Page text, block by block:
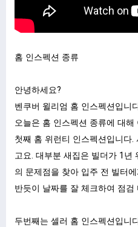
홈 인스펙션 종류
안녕하세요?
벤쿠버 윌리엄 홈 인스펙션입니
오늘은 홈 인스펙션 종류에 대
첫째 홈 위런티 인스펙션입니다.
고요. 대부분 새집은 빌더가 1 년
의 문제점을 찾아 입주 전 빌터
반듯이 날짜를 잘 체크하여 점
두번째는 셀러 홈 인스펙션입니